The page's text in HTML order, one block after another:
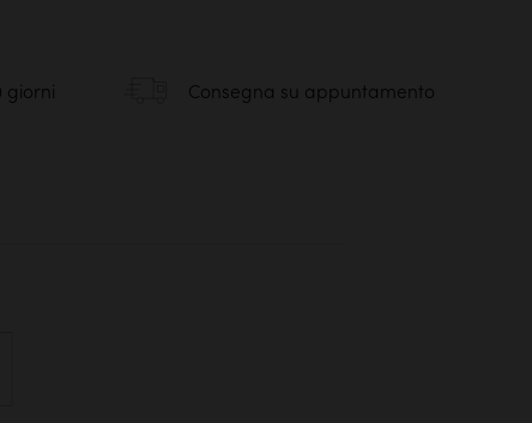
giorni Consegna su appuntamento